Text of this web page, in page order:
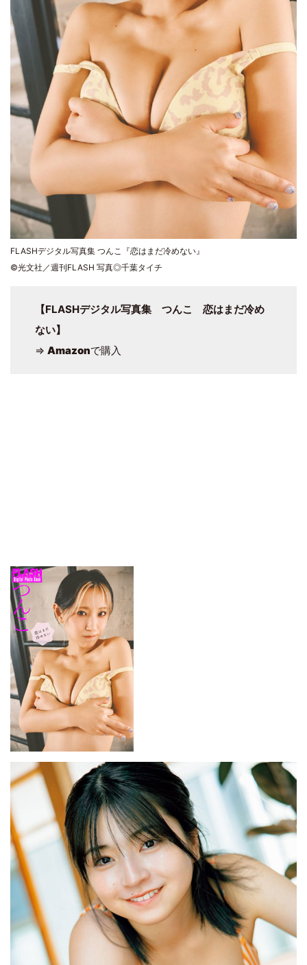
FLASHデジタル写真集 つんこ『恋はまだ冷めない』
©光文社／週刊FLASH 写真◎千葉タイチ
【FLASHデジタル写真集 つんこ 恋はまだ冷め
ない】
⇒ Amazonで購入